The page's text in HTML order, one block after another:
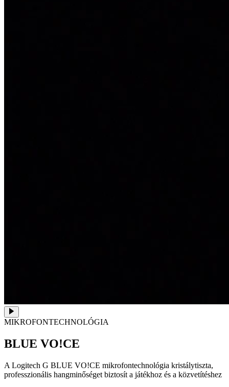
MIKROFONTECHNOLÓGIA
BLUE VO!CE
A Logitech G BLUE VO!CE mikrofontechnológia kristálytiszta,
professzionális hangminőséget biztosít a játékhoz és a közvetítéshez